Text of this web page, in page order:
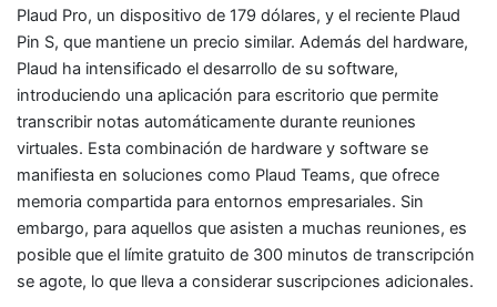
Plaud Pro, un dispositivo de 179 dólares, y el reciente Plaud
Pin S, que mantiene un precio similar. Además del hardware,
Plaud ha intensificado el desarrollo de su software,
introduciendo una aplicación para escritorio que permite
transcribir notas automáticamente durante reuniones
virtuales. Esta combinación de hardware y software se
manifiesta en soluciones como Plaud Teams, que ofrece
memoria compartida para entornos empresariales. Sin
embargo, para aquellos que asisten a muchas reuniones, es
posible que el límite gratuito de 300 minutos de transcripción
se agote, lo que lleva a considerar suscripciones adicionales.